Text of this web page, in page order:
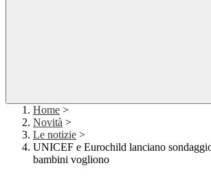
Home >
Novità >
Le notizie >
UNICEF e Eurochild lanciano
bambini vogliono